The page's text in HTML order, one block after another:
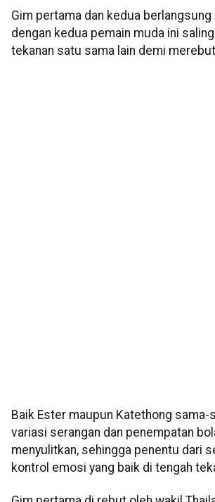
Gim pertama dan kedua
dengan kedua pemain muda ini
tekanan satu sama lain demi
Baik Ester maupun Katethong sama-
variasi serangan dan penempatan
menyulitkan, sehingga penentu dari
kontrol emosi yang baik di tengah